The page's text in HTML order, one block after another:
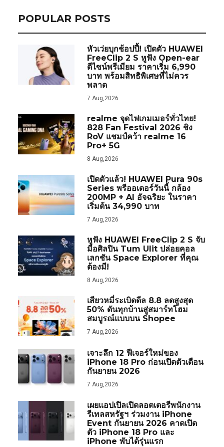
POPULAR POSTS
หัวเว่ยบุกช้อปปี้! เปิดตัว HUAWEI
FreeClip 2 S หูฟัง Open-ear
ดีไซน์พรีเมียม ราคาเริ่ม 6,990
บาท พร้อมสิทธิพิเศษที่ไม่ควร
พลาด
7 Aug,2026
realme จุดไฟเกมเมอร์ทั่วไทย!
828 Fan Festival 2026 ชิง
RoV แชมป์คว้า realme 16
Pro+ 5G
8 Aug,2026
เปิดตัวแล้ว! HUAWEI Pura 90s
Series พรีออเดอร์วันนี้ กล้อง
200MP + AI อัจฉริยะ ในราคา
เริ่มต้น 34,990 บาท
7 Aug,2026
หูฟัง HUAWEI FreeClip 2 S จับ
มือศิลปิน Tum Ulit ปล่อยคอล
เลกชัน Space Explorer ที่คุณ
ต้องมี!
8 Aug,2026
เสียวหมี่ระเบิดดีล 8.8 ลดสูงสุด
50% ดันทุกบ้านสู่สมาร์ทโฮม
สมบูรณ์แบบบน Shopee
7 Aug,2026
เจาะลึก 12 ฟีเจอร์ใหม่ของ
iPhone 18 Pro ก่อนเปิดตัวเดือน
กันยายน 2026
7 Aug,2026
เผยแอปเปิลเปิดลอตเตอรีพนักงาน
รีเทลสหรัฐฯ ร่วมงาน iPhone
Event กันยายน 2026 คาดเปิด
ตัว iPhone 18 Pro และ
iPhone พับได้รุ่นแรก